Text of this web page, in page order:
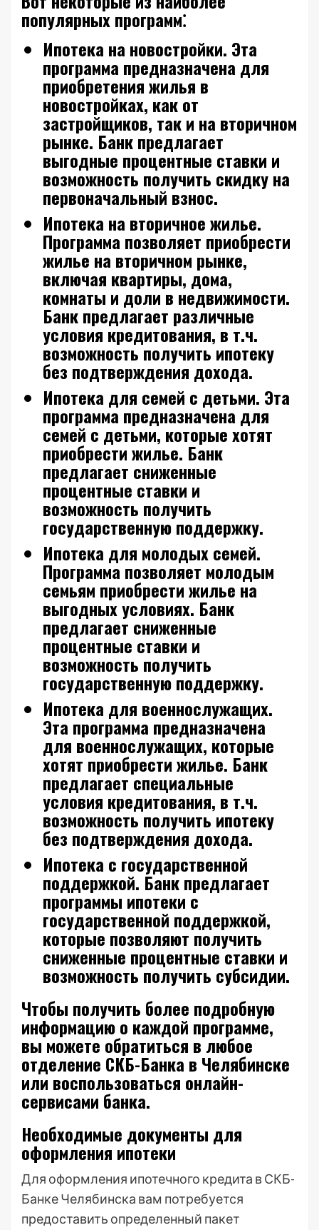
популярных программ⁚
Ипотека на новостройки. Эта
программа предназначена для
приобретения жилья в
новостройках, как от
застройщиков, так и на вторичном
рынке. Банк предлагает
выгодные процентные ставки и
возможность получить скидку на
первоначальный взнос.
Ипотека на вторичное жилье.
Программа позволяет приобрести
жилье на вторичном рынке,
включая квартиры, дома,
комнаты и доли в недвижимости.
Банк предлагает различные
условия кредитования, в т.ч.
возможность получить ипотеку
без подтверждения дохода.
Ипотека для семей с детьми. Эта
программа предназначена для
семей с детьми, которые хотят
приобрести жилье. Банк
предлагает сниженные
процентные ставки и
возможность получить
государственную поддержку.
Ипотека для молодых семей.
Программа позволяет молодым
семьям приобрести жилье на
выгодных условиях. Банк
предлагает сниженные
процентные ставки и
возможность получить
государственную поддержку.
Ипотека для военнослужащих.
Эта программа предназначена
для военнослужащих, которые
хотят приобрести жилье. Банк
предлагает специальные
условия кредитования, в т.ч.
возможность получить ипотеку
без подтверждения дохода.
Ипотека с государственной
поддержкой. Банк предлагает
программы ипотеки с
государственной поддержкой,
которые позволяют получить
сниженные процентные ставки и
возможность получить субсидии.
Чтобы получить более подробную
информацию о каждой программе,
вы можете обратиться в любое
отделение СКБ-Банка в Челябинске
или воспользоваться онлайн-
сервисами банка.
Необходимые документы для
оформления ипотеки
Для оформления ипотечного кредита в СКБ-
Банке Челябинска вам потребуется
предоставить определенный пакет